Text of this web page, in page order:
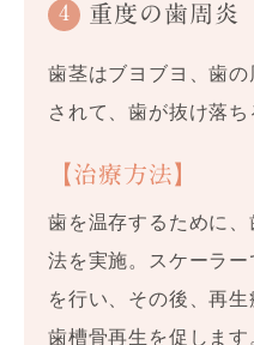
4 重度の歯周炎
歯茎はブヨブヨ、歯
されて、歯が抜け落ち
【治療方法】
歯を温存するために
法を実施。スケーラ
を行い、その後、再
歯槽骨再生を促しま